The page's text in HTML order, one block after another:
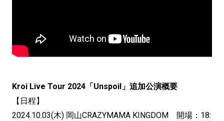
Kroi Live Tour 2024「Unspoil」追加公演概要
【日程】
2024.10.03(木) 岡山CRAZYMAMA KINGDOM 開場：18: